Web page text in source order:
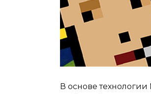
В основе